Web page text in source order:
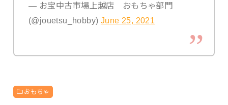
— お宝中古市場上越店 おもちゃ部門
(@jouetsu_hobby) June 25, 2021
おもちゃ